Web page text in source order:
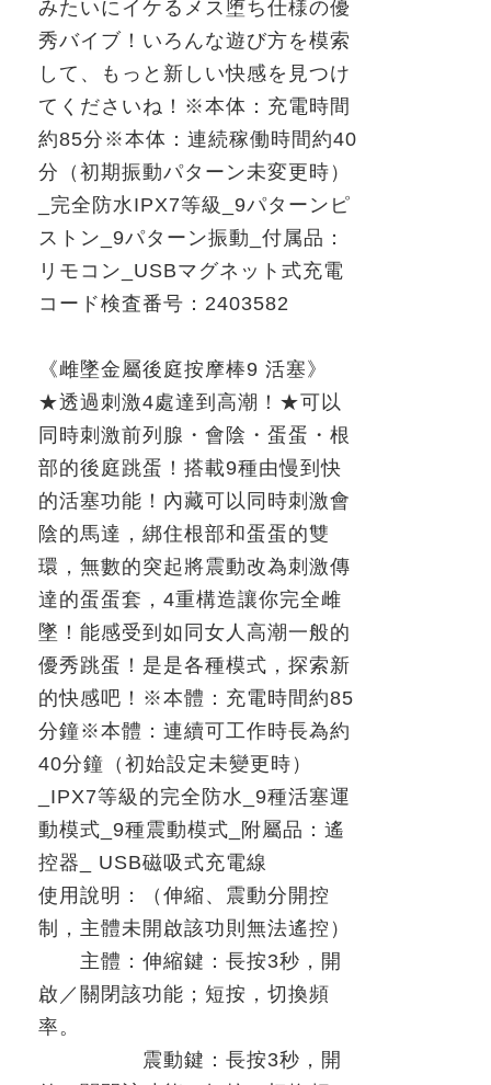
みたいにイケるメス堕ち仕様の優
秀バイブ！いろんな遊び方を模索
して、もっと新しい快感を見つけ
てくださいね！※本体：充電時間
約85分 ※本体：連続稼働時間約40
分（初期振動パターン未変更時）
完全防水IPX7等級 _9パターンピ
ストン _9パターン振動
付属品：
リモコン _USBマグネット式充電
コード検査番号： 2403582
《雌墜金屬後庭按摩棒9 活塞》
★透過刺激4處達到高潮！ ★可以
同時刺激前列腺・會陰・蛋蛋・根
部的後庭跳蛋！搭載9種由慢到快
的活塞功能！內藏可以同時刺激會
陰的馬達，綁住根部和蛋蛋的雙
環，無數的突起將震動改為刺激傳
達的蛋蛋套， 4重構造讓你完全雌
墜！能感受到如同女人高潮一般的
優秀跳蛋！是是各種模式，探索新
的快感吧！ ※本體：充電時間約85
分鐘※本體：連續可工作時長為約
40分鐘（初始設定未變更時）
_IPX7等級的完全防水 _9種活塞運
動模式 _9種震動模式
附屬品：遙
控器 _ USB磁吸式充電線
使用說明：（伸縮、震動分開控
制，主體未開啟該功則無法遙控）
主體：伸縮鍵：長按3秒，開
啟／關閉該功能；短按，切換頻
率。
震動鍵：長按3秒，開